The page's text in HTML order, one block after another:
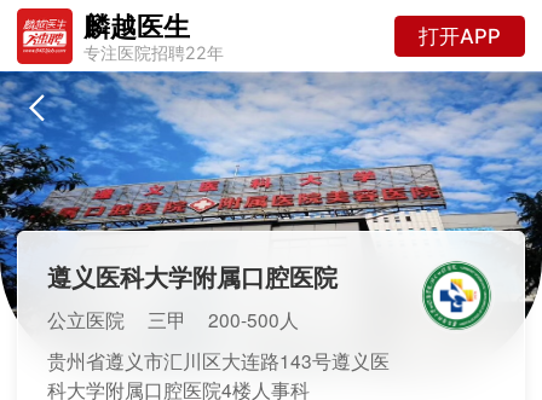
麟越医生
专注医院招聘22年
打开APP
遵义医科大学附属口腔医院
公立医院 三甲
200-500人
贵州省遵义市汇川区大连路143号遵义医
科大学附属口腔医院4楼人事科